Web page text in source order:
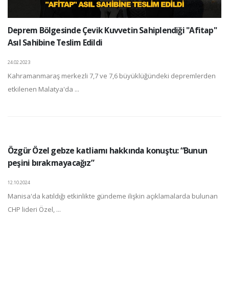
Deprem Bölgesinde Çevik Kuvvetin Sahiplendiği "Afitap"
Asıl Sahibine Teslim Edildi
24.02.2023
Kahramanmaraş merkezli 7,7 ve 7,6 büyüklüğündeki depremlerden
etkilenen Malatya'da ...
Özgür Özel gebze katliamı hakkında konuştu: “Bunun
peşini bırakmayacağız”
12.10.2024
Manisa'da katıldığı etkinlikte gündeme ilişkin açıklamalarda bulunan
CHP lideri Özel, ...